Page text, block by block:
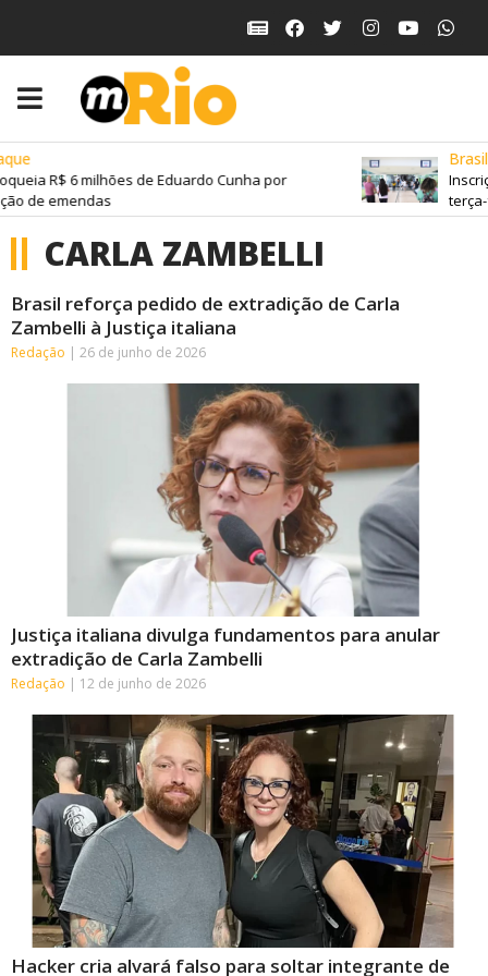
R$ 6 milhões de Eduardo Cunha por
de emendas
Brasil
terça-
CARLA ZAMBELLI
Brasil reforça pedido de extradição de Carla
Zambelli à Justiça italiana
Redação 26 de junho de 2026
Justiça italiana divulga fundamentos para anular
extradição de Carla Zambelli
Redação 12 de junho de 2026
Hacker cria alvará falso para soltar integrante de